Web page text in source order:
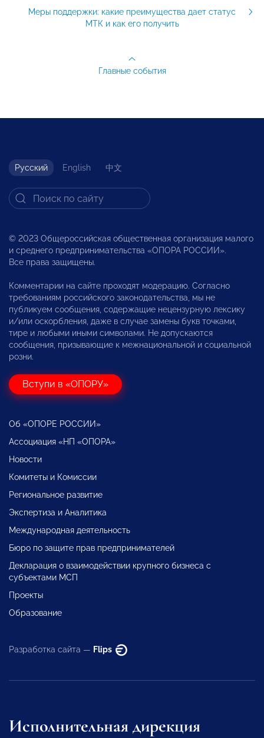
Меры поддержки: какие преимущества дает статус
МТК и как его получить
Главные события
Русский English 中文
© 2023 Общероссийская общественная организация малого
и среднего предпринимательства «ОПОРА РОССИИ».
Все права защищены.
Комментарии на сайте проходят модерацию. Согласно
требованиям российского законодательства, мы не
публикуем сообщения, содержащие нецензурную лексику
и/или оскорбления, даже в случае замены букв точками,
тире и любыми иными символами. Не допускаются
сообщения, призывающие к межнациональной и социальной
розни.
Вступи в «ОПОРУ»
Об «ОПОРЕ РОССИИ»
Ассоциация «НП «ОПОРА»
Новости
Комитеты и Комиссии
Региональное развитие
Экспертиза и Аналитика
Международная деятельность
Бюро по защите прав предпринимателей
Декларация о взаимодействии крупного бизнеса с
субъектами МСП
Проекты
Образование
Разработка сайта — Flips
Исполнительная дирекция